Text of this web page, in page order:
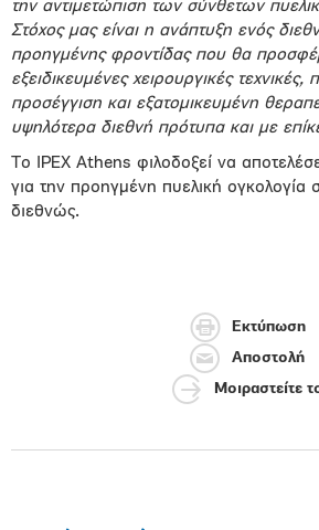
την αντιμετώπιση των σύνθετων
Στόχος μας είναι η ανάπτυξη ενός
προηγμένης φροντίδας που θα
εξειδικευμένες χειρουργικές τεχνικές,
προσέγγιση και εξατομικευμένη
υψηλότερα διεθνή πρότυπα και με
Το IPEX Athens φιλοδοξεί να
για την προηγμένη πυελική ογκολογία
διεθνώς.
Εκτύπωση
Αποστολή
Μοιραστείτε